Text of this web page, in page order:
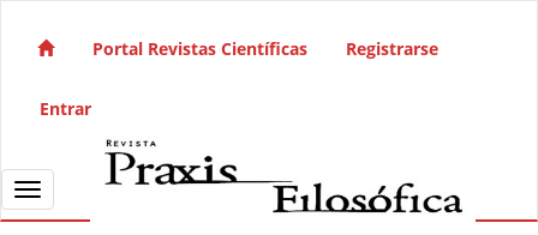
Navegación principal
Barra lateral
Portal Revistas Científicas Registrarse
Entrar
Toggle navigation